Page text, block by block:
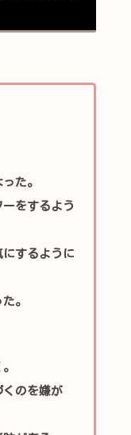
た。
をするよう
するように
。
のを嫌が